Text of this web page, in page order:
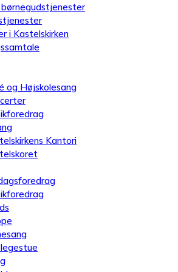
i Kastelskirken
og Højskolesang
Kantori